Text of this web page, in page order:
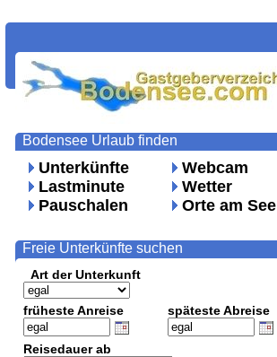
Unterkünfte
Lastminute
Pauschalen
Webcam
Wetter
Orte am See
Bodensee Urlaub finden
Art der Unterkunft
früheste Anreise späteste Abreise
Reisedauer ab
Freie Unterkünfte suchen